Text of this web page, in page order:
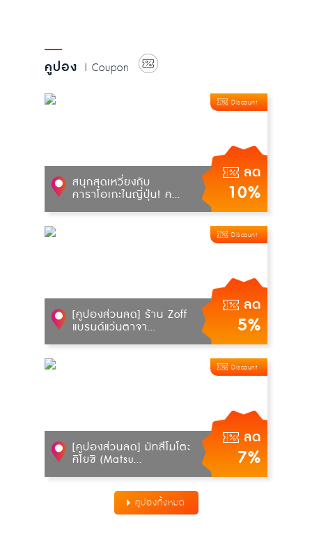
คูปอง | Coupon
ลด
10%
Discount
สนุกสุดเหวี่ยงกับ
คาราโอเกะในญี่ปุ่น! ค...
ลด
5%
Discount
[คูปองส่วนลด] ร้าน Zoff
แบรนด์แว่นตาจา...
ลด
7%
Discount
[คูปองส่วนลด] มัทสึโมโตะ
คิโยชิ (Matsu...
คูปองทั้งหมด